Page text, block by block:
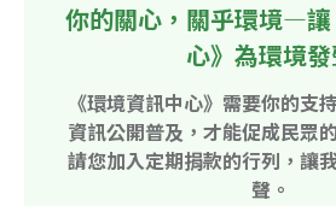
你的關心，關乎環境—
心》為環境
《環境資訊中心》需要你的支
資訊公開普及，才能促成民眾
請您加入定期捐款的行列，讓
聲。